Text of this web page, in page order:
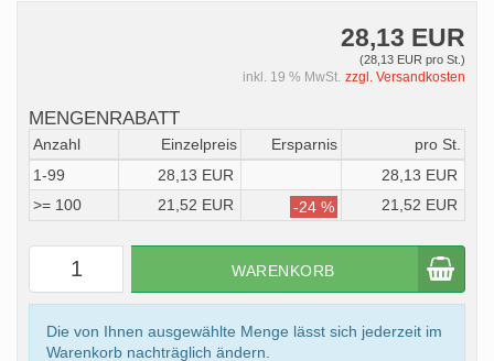
28,13 EUR
(28,13 EUR pro St.)
inkl. 19 % MwSt. zzgl. Versandkosten
MENGENRABATT
Anzahl Einzelpreis Ersparnis
pro St.
1-99
28,13 EUR
28,13 EUR
>= 100
21,52 EUR -24 % 21,52 EUR
WARENKORB
Die von Ihnen ausgewählte Menge lässt sich jederzeit im
Warenkorb nachträglich ändern.